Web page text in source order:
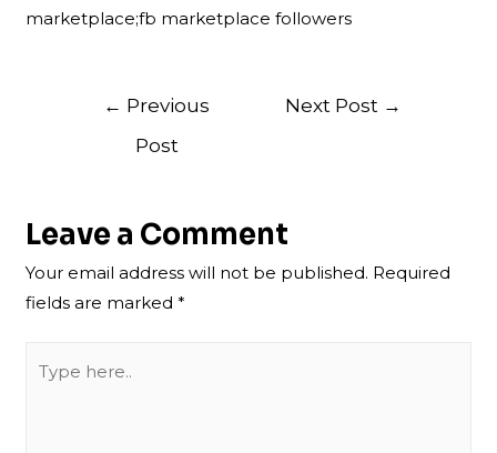
marketplace;fb marketplace followers
Post
navigation
← Previous
Post
Next Post →
Leave a Comment
Your email address will not be published. Required
fields are marked*
here..